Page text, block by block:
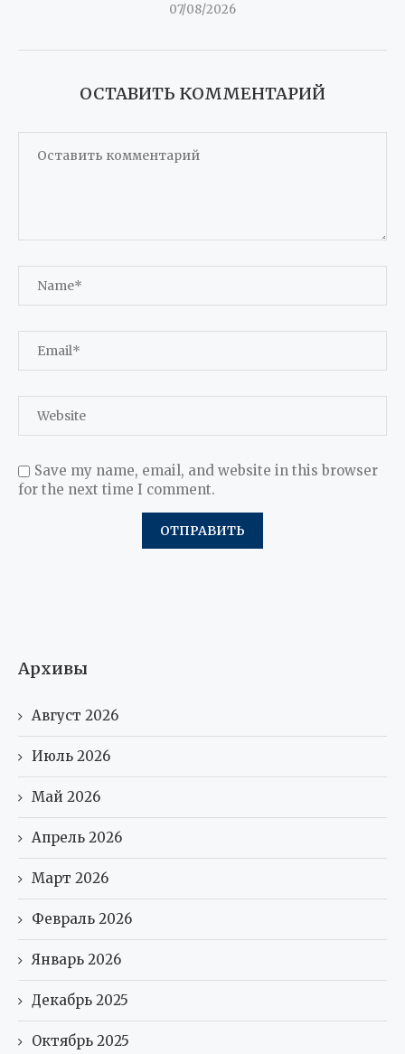
07/08/2026
ОСТАВИТЬ КОММЕНТАРИЙ
Save my name, email, and website in this browser
for the next time I comment.
Архивы
Август 2026
Июль 2026
Май 2026
Апрель 2026
Март 2026
Февраль 2026
Январь 2026
Декабрь 2025
Октябрь 2025